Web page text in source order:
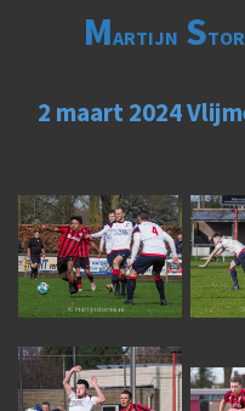
hoofdinhoud
MARTIJN S
2 maart 2024